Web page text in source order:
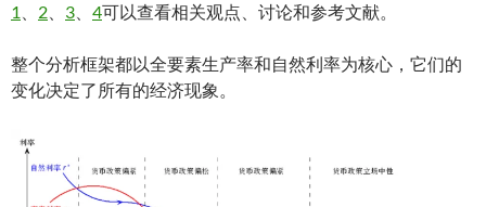
1
2 3 4可以查看相关观点、讨论和参考文献。
整个分析框架都以全要素生产率和自然利率为核心，它们的
变化决定了所有的经济现象。